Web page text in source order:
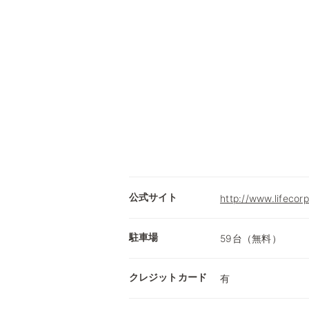
公式サイト http://
駐車場 59台（無料）
クレジットカード 有